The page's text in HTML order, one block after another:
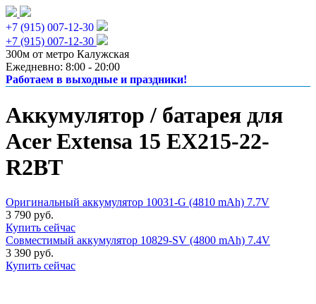
+7 (915) 007-12-30
+7 (915) 007-12-30
300м от метро Калужская
Ежедневно: 8:00 - 20:00
Работаем в выходные и праздники!
Аккумулятор / батарея для
Acer Extensa 15 EX215-22-
R2BT
Оригинальный аккумулятор 10031-G (4810 mAh) 7.7V
3 790 руб.
Купить сейчас
Совместимый аккумулятор 10829-SV (4800 mAh) 7.4V
3 390 руб.
Купить сейчас